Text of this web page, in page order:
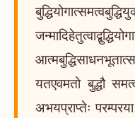
यतएवमतो बुद्धौ
अभयप्राप्तेः